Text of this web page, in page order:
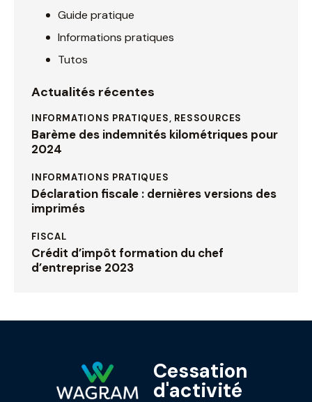
Guide pratique
Informations pratiques
Tutos
Actualités récentes
INFORMATIONS PRATIQUES, RESSOURCES
Barème des indemnités kilométriques pour
2024
INFORMATIONS PRATIQUES
Déclaration fiscale : dernières versions des
imprimés
FISCAL
Crédit d’impôt formation du chef
d’entreprise 2023
Cessation
d'activité